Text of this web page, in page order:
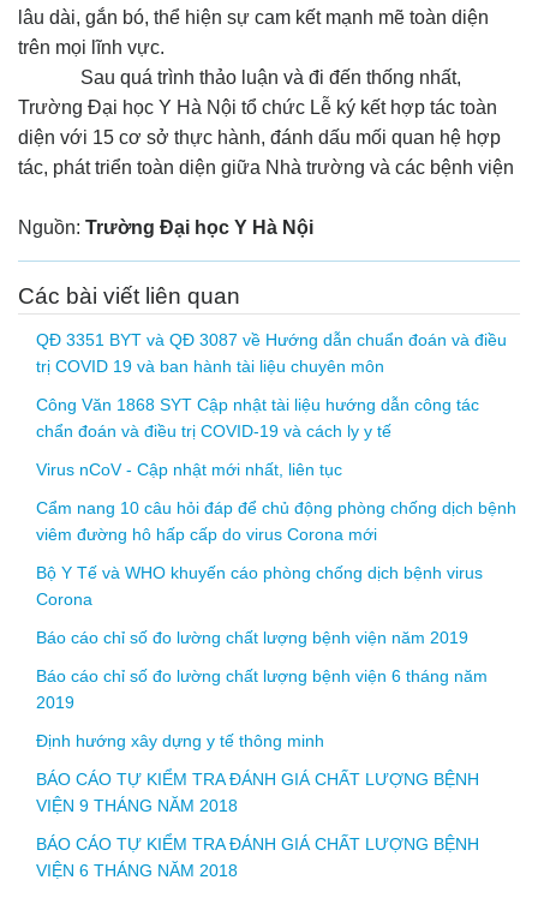
lâu dài, gắn bó, thể hiện sự cam kết mạnh mẽ toàn diện
trên mọi lĩnh vực.
Sau quá trình thảo luận và đi đến thống nhất,
Trường Đại học Y Hà Nội tổ chức Lễ ký kết hợp tác toàn
diện với 15 cơ sở thực hành, đánh dấu mối quan hệ hợp
tác, phát triển toàn diện giữa Nhà trường và các bệnh viện
Nguồn: Trường Đại học Y Hà Nội
Các bài viết liên quan
QĐ 3351 BYT và QĐ 3087 về Hướng dẫn chuẩn đoán và điều
trị COVID 19 và ban hành tài liệu chuyên môn
Công Văn 1868 SYT Cập nhật tài liệu hướng dẫn công tác
chẩn đoán và điều trị COVID-19 và cách ly y tế
Virus nCoV - Cập nhật mới nhất, liên tục
Cẩm nang 10 câu hỏi đáp để chủ động phòng chống dịch bệnh
viêm đường hô hấp cấp do virus Corona mới
Bộ Y Tế và WHO khuyến cáo phòng chống dịch bệnh virus
Corona
Báo cáo chỉ số đo lường chất lượng bệnh viện năm 2019
Báo cáo chỉ số đo lường chất lượng bệnh viện 6 tháng năm
2019
Định hướng xây dựng y tế thông minh
BÁO CÁO TỰ KIỂM TRA ĐÁNH GIÁ CHẤT LƯỢNG BỆNH
VIỆN 9 THÁNG NĂM 2018
BÁO CÁO TỰ KIỂM TRA ĐÁNH GIÁ CHẤT LƯỢNG BỆNH
VIỆN 6 THÁNG NĂM 2018